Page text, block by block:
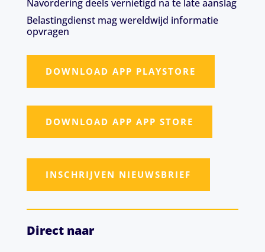
Navordering deels vernietigd na te late aanslag
Belastingdienst mag wereldwijd informatie
opvragen
DOWNLOAD APP PLAYSTORE
DOWNLOAD APP APP STORE
INSCHRIJVEN NIEUWSBRIEF
Direct naar